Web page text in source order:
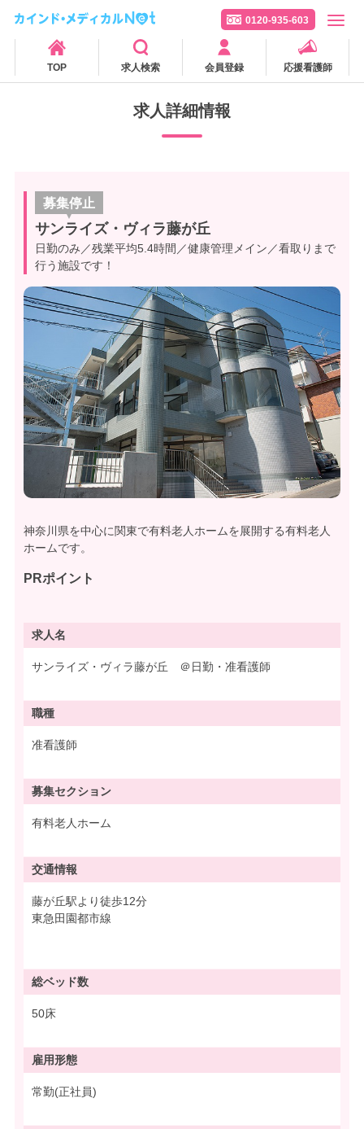
0120-935-603
TOP 求人検索 会員登録 応援看護師
求人詳細情報
募集停止
サンライズ・ヴィラ藤が丘
日勤のみ／残業平均5.4時間／健康管理メイン／看取りまで
行う施設です！
神奈川県を中心に関東で有料老人ホームを展開する有料老人
ホームです。
PRポイント
求人名
サンライズ・ヴィラ藤が丘 ＠日勤・准看護師
職種
准看護師
募集セクション
有料老人ホーム
交通情報
藤が丘駅より徒歩12分
東急田園都市線
総ベッド数
50床
雇用形態
常勤(正社員)